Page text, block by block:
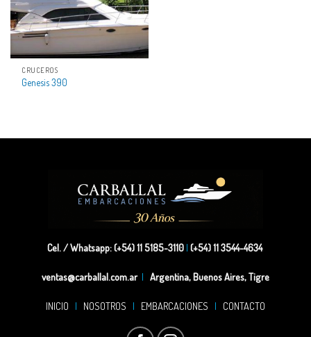
CRUCEROS
Genesis 390
Cel. / Whatsapp: (+54) 11 5185-3110 | (+54) 11 3544-4634
ventas@carballal.com.ar | Argentina, Buenos Aires, Tigre
INICIO | NOSOTROS | EMBARCACIONES | CONTACTO